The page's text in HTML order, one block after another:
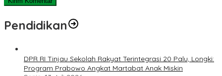
Pendidikan
DPR RI Tinjau Sekolah Rakyat Terintegrasi 20 Palu, Longki:
Program Prabowo Angkat Martabat Anak Miskin